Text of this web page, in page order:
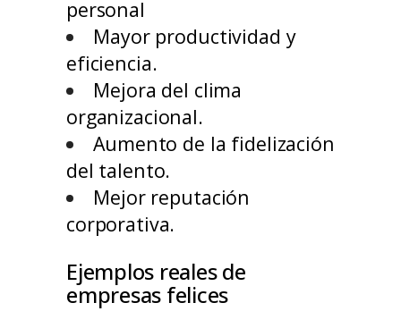
personal
Mayor productividad y
eficiencia.
Mejora del clima
organizacional.
Aumento de la fidelización
del talento.
Mejor reputación
corporativa.
Ejemplos reales de
empresas felices